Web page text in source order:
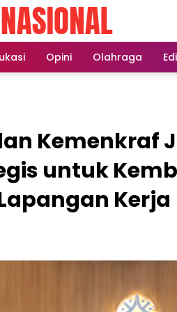
Opini Olahraga
Kemenkraf
untuk
Kerja